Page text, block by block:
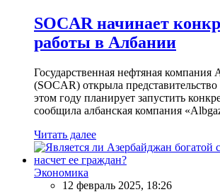
SOCAR начинает
работы в Албании
Государственная нефтяная компания
(SOCAR) открыла
этом году планирует запустить
сообщила албанская компания
Читать далее
Экономика
12 февраль 2025, 18:26